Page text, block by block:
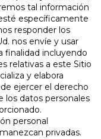
tal información
específicamente
responder los
nos envíe y usar
finalidad incluyendo
relativas a este Sitio
y elabora
ejercer el derecho
los datos personales
personal
privadas.